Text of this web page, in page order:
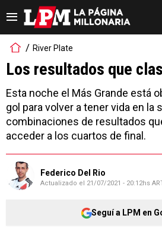
River Plate
Los resultados que
Esta noche el Más Grande está
gol para volver a tener vida en la
combinaciones de resultados
acceder a los cuartos de final.
Federico Del Rio
Actualizado el 21/07/2021 - 20:12hs
Seguí a LPM en